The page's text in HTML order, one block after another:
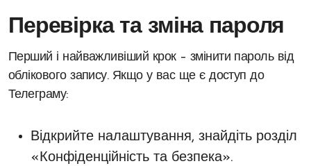
Перевірка та зміна пароля
Перший і найважливіший крок – змінити пароль від
облікового запису. Якщо у вас ще є доступ до
Телеграму:
Відкрийте налаштування, знайдіть розділ
«Конфіденційність та безпека».